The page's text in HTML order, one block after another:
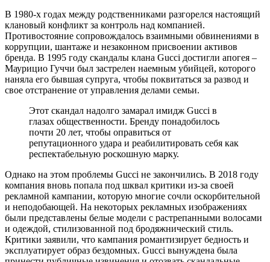
В 1980-х годах между родственниками разгорелся настоящий
клановый конфликт за контроль над компанией.
Противостояние сопровождалось взаимными обвинениями в
коррупции, шантаже и незаконном присвоении активов
бренда. В 1995 году скандалы клана Gucci достигли апогея –
Маурицио Гуччи был застрелен наемным убийцей, которого
наняла его бывшая супруга, чтобы поквитаться за развод и
свое отстранение от управления делами семьи.
Этот скандал надолго замарал имидж Gucci в
глазах общественности. Бренду понадобилось
почти 20 лет, чтобы оправиться от
репутационного удара и реабилитировать себя как
респектабельную роскошную марку.
Однако на этом проблемы Gucci не закончились. В 2018 году
компания вновь попала под шквал критики из-за своей
рекламной кампании, которую многие сочли оскорбительной
и неподобающей. На некоторых рекламных изображениях
были представлены белые модели с растрепанными волосами
и одеждой, стилизованной под бродяжнический стиль.
Критики заявили, что кампания романтизирует бедность и
эксплуатирует образ бездомных. Gucci вынуждена была